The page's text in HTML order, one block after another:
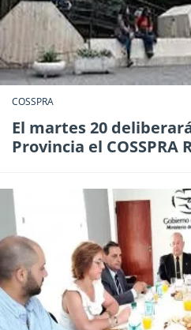
COSSPRA
El martes 20
Provincia el COSSPRA